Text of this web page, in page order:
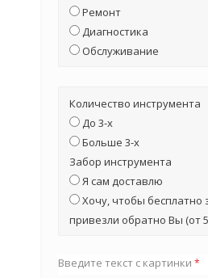
Ремонт
Диагностика
Обслуживание
Количество инструмента
До 3-х
Больше 3-х
Забор инструмента
Я сам доставлю
Хочу, чтобы бесплатно
привезли обратно Вы (от
Введите текст с картинки *